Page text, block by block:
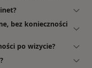
bez konieczności
po wizycie?